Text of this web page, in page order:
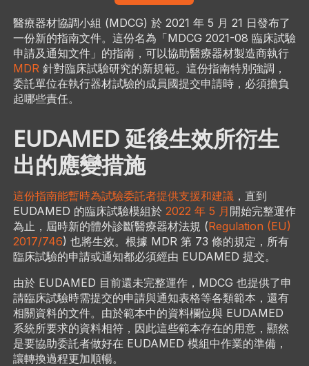
醫療器材協調小組 (MDCG) 於 2021 年 5 月 21 日發布了
一份新的指南文件。這份名為「MDCG 2021-08 臨床試驗
申請及通知文件」的指南，可以協助醫療器材製造商執行
MDR針對臨床試驗研究的新規範。這份指南特別強調，
委託單位在執行器材試驗的成員國提交申請時，必須擔負
起哪些責任。
EUDAMED 延後生效所衍生
出的應變措施
這份指南能暫時為試驗委託者提供支援和建議 ，直到
EUDAMED 的臨床試驗模組於 2022 年 5 月 開始完整運作
為止，屆時新的體外診斷醫療器材法規 (Regulation (EU)
2017/746) 也將生效。根據 MDR 第 73 條的規定，所有
臨床試驗的申請或通知都必須經由 EUDAMED 提交。
由於 EUDAMED 目前還未完整運作，MDCG 也提供了申
請臨床試驗時需提交的申請與通知表格等各類範本，還有
相關資料的文件。由於範本中的資料欄位與 EUDAMED
系統所要求的資料相符，因此這些範本存在的用意，顯然
是要協助委託者做好在 EUDAMED 模組中作業的準備，
讓轉換過程更加順暢。